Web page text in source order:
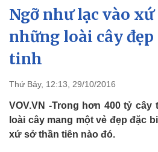
Chính trị
Đảng
Tổ chức nhân sự
Quốc hội
Xã
Ngỡ như lạc vào
những loài cây
tinh
Thứ Bảy, 12:13, 29/10/2016
VOV.VN -Trong hơn 400 tỷ
loài cây mang một vẻ đẹp đặc
xứ sở thần tiên nào đó.